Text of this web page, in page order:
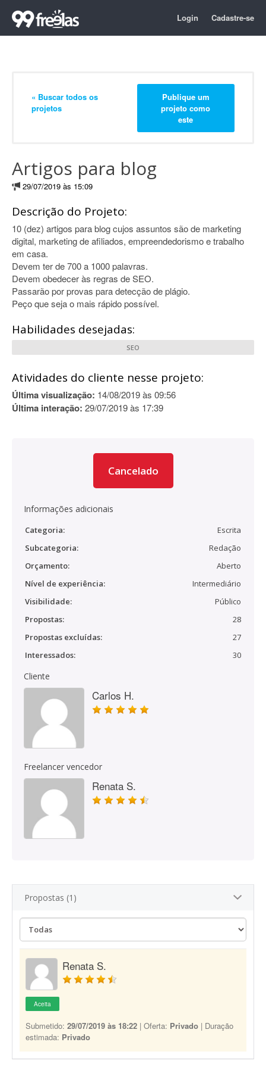
Login Cadastre-se
« Buscar todos os
projetos
Publique um
projeto como
este
Artigos para blog
29/07/2019 às 15:09
Descrição do Projeto:
10 (dez) artigos para blog cujos assuntos são de marketing
digital, marketing de afiliados, empreendedorismo e trabalho
em casa.
Devem ter de 700 a 1000 palavras.
Devem obedecer às regras de SEO.
Passarão por provas para detecção de plágio.
Peço que seja o mais rápido possível.
Habilidades desejadas:
SEO
Atividades do cliente nesse projeto:
Última visualização: 14/08/2019 às 09:56
Última interação: 29/07/2019 às 17:39
Cancelado
Informações adicionais
Categoria:
Escrita
Subcategoria:
Redação
Orçamento:
Aberto
Nível de experiência:
Intermediário
Visibilidade:
Público
Propostas:
28
Propostas excluídas:
27
Interessados:
30
Cliente
Carlos H.
Freelancer vencedor
Renata S.
Propostas (1)
Renata S.
Aceita
Submetido: 29/07/2019 às 18:22 | Oferta: Privado | Duração
estimada: Privado